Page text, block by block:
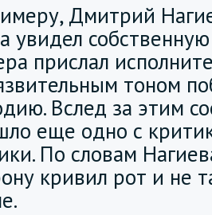
Дмитрий
увидел
прислал
тоном
Вслед за этим
еще одно с
По словам
кривил рот и не